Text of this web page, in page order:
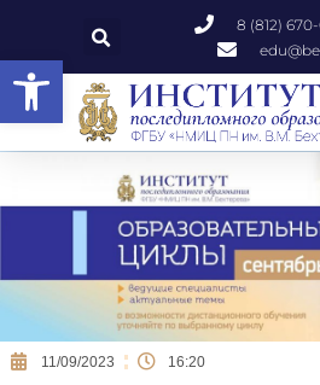
Открыть панель инструментов
8 (812)
11/09/2023 16:20